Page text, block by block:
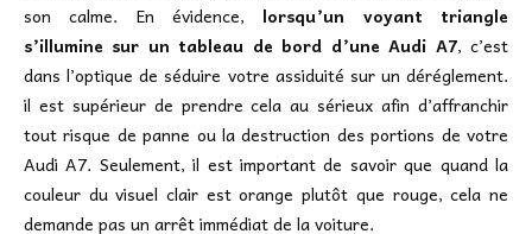
son calme. En évidence, lorsqu’un voyant triangle
s’illumine sur un tableau de bord d’une Audi A7, c’est
dans l’optique de séduire votre assiduité sur un déréglement.
il est supérieur de prendre cela au sérieux afin d’affranchir
tout risque de panne ou la destruction des portions de votre
Audi A7. Seulement, il est important de savoir que quand la
couleur du visuel clair est orange plutôt que rouge, cela ne
demande pas un arrêt immédiat de la voiture.